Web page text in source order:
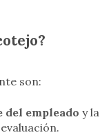
son:
del empleado y la